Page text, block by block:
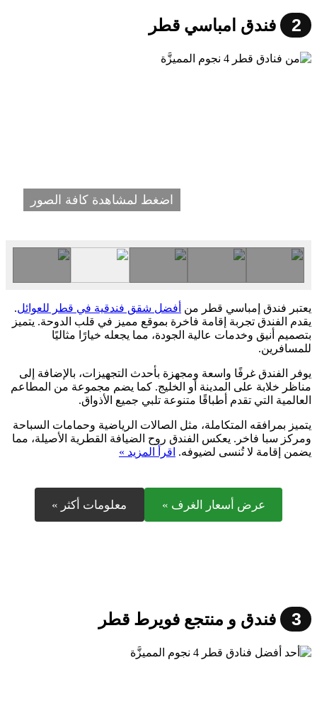
2 فندق امباسي قطر
اضغط لمشاهدة كافة الصور
يعتبر فندق إمباسي قطر من أفضل شقق فندقية في قطر للعوائل.
يقدم الفندق تجربة إقامة فاخرة بموقع مميز في قلب الدوحة. يتميز
بتصميم أنيق وخدمات عالية الجودة، مما يجعله خيارًا مثاليًا
للمسافرين.
يوفر الفندق غرفًا واسعة ومجهزة بأحدث التجهيزات، بالإضافة إلى
مناظر خلابة على المدينة أو الخليج. كما يضم مجموعة من المطاعم
العالمية التي تقدم أطباقًا متنوعة تلبي جميع الأذواق.
يتميز بمرافقه المتكاملة، مثل الصالات الرياضية وحمامات السباحة
ومركز سبا فاخر. يعكس الفندق روح الضيافة القطرية الأصيلة، مما
يضمن إقامة لا تُنسى لضيوفه. اقرأ المزيد »
عرض أسعار الغرف » معلومات أكثر »
3 فندق و منتجع فويرط قطر